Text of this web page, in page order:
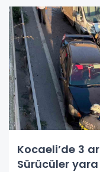
Kocaeli’de 3
Sürücüler